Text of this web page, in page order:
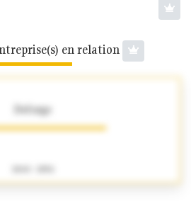
en relation
Deforge